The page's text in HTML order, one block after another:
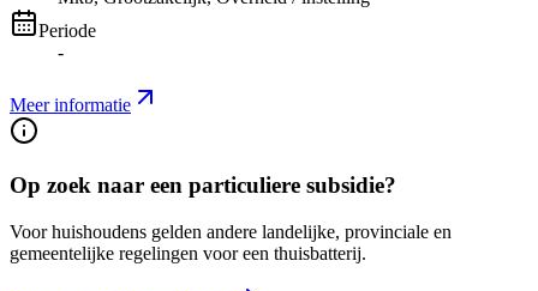
Periode
-
Meer informatie
Op zoek naar een particuliere subsidie?
Voor huishoudens gelden andere landelijke, provinciale en
gemeentelijke regelingen voor een thuisbatterij.